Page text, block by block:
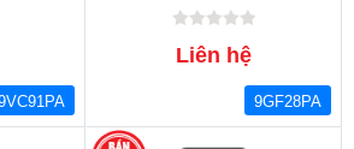
Liên hệ
9GF28PA